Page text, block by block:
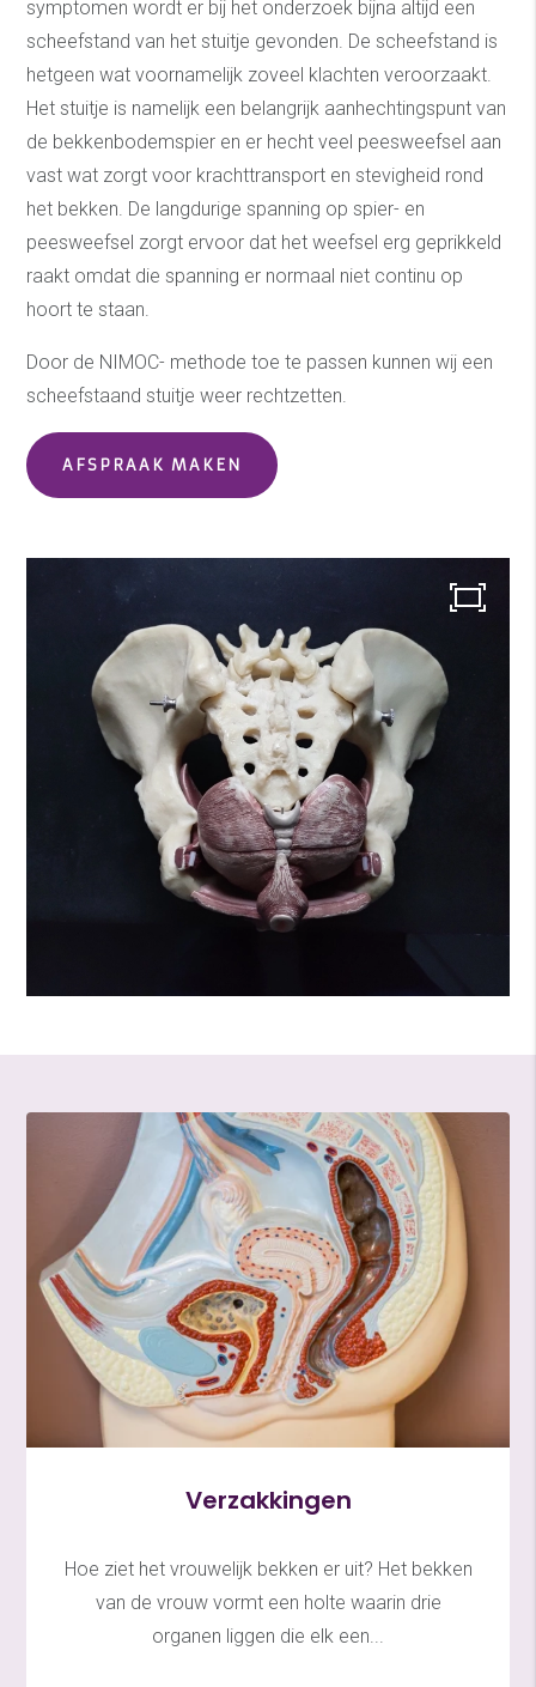
symptomen wordt er bij het onderzoek bijna altijd een
scheefstand van het stuitje gevonden. De scheefstand is
hetgeen wat voornamelijk zoveel klachten veroorzaakt.
Het stuitje is namelijk een belangrijk aanhechtingspunt van
de bekkenbodemspier en er hecht veel peesweefsel aan
vast wat zorgt voor krachttransport en stevigheid rond
het bekken. De langdurige spanning op spier- en
peesweefsel zorgt ervoor dat het weefsel erg geprikkeld
raakt omdat die spanning er normaal niet continu op
hoort te staan.
Door de NIMOC- methode toe te passen kunnen wij een
scheefstaand stuitje weer rechtzetten.
AFSPRAAK MAKEN
Verzakkingen
Hoe ziet het vrouwelijk bekken er uit? Het bekken
van de vrouw vormt een holte waarin drie
organen liggen die elk een...